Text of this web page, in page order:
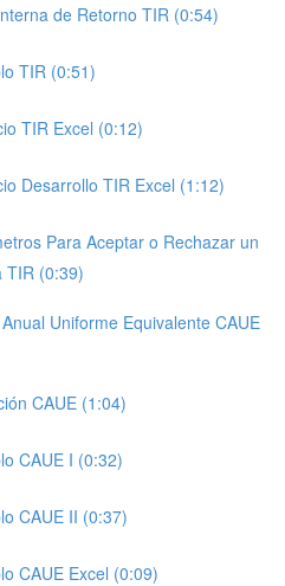
de Retorno TIR (0:54)
TIR (0:51)
TIR Excel (0:12)
Desarrollo TIR Excel (1:12)
Para Aceptar o Rechazar un
TIR (0:39)
Uniforme Equivalente CAUE
CAUE (1:04)
CAUE I (0:32)
CAUE II (0:37)
CAUE Excel (0:09)